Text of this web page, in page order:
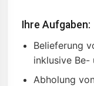
Ihre Aufgaben:
Belieferung
inklusive Be-
Abholung